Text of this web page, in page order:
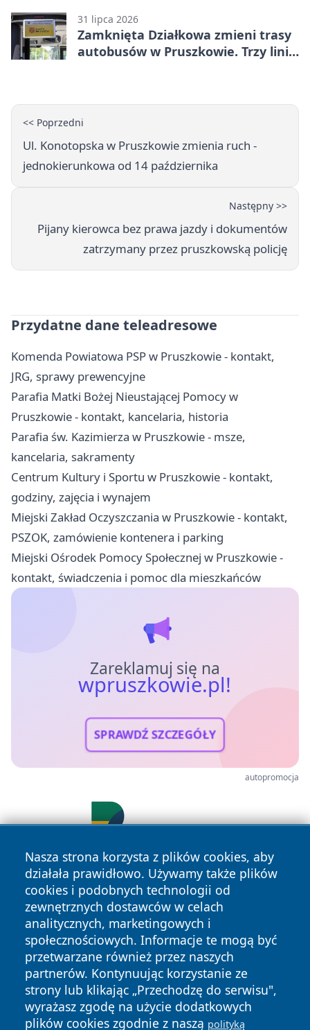
31 lipca 2026
Zamknięta Działkowa zmieni trasy
autobusów w Pruszkowie. Trzy linie
<< Poprzedni
Ul. Konotopska w Pruszkowie zmienia ruch -
jednokierunkowa od 14 października
Następny >>
Pijany kierowca bez prawa jazdy i dokumentów
zatrzymany przez pruszkowską policję
Przydatne dane teleadresowe
Komenda Powiatowa PSP w Pruszkowie - kontakt,
JRG, sprawy prewencyjne
Parafia Matki Bożej Nieustającej Pomocy w
Pruszkowie - kontakt, kancelaria, historia
Parafia św. Kazimierza w Pruszkowie - msze,
kancelaria, sakramenty
Centrum Kultury i Sportu w Pruszkowie - kontakt,
godziny, zajęcia i wynajem
Miejski Zakład Oczyszczania w Pruszkowie - kontakt,
PSZOK, zamówienie kontenera i parking
Miejski Ośrodek Pomocy Społecznej w Pruszkowie -
kontakt, świadczenia i pomoc dla mieszkańców
Zareklamuj się na
wpruszkowie.pl!
SPRAWDŹ SZCZEGÓŁY
autopromocja
Nasza strona korzysta z plików cookies, aby
działała prawidłowo. Używamy także plików
cookies i podobnych technologii od
zewnętrznych dostawców w celach
analitycznych, marketingowych i
społecznościowych. Informacje te mogą być
przetwarzane również przez naszych
partnerów. Kontynuując korzystanie ze
strony lub klikając „Przechodzę do serwisu",
wyrażasz zgodę na użycie dodatkowych
plików cookies zgodnie z naszą polityką
Copyright © 2026 wpruszkowie.pl Wszystkie prawa
zastrzeżone.
Polityka Polityka